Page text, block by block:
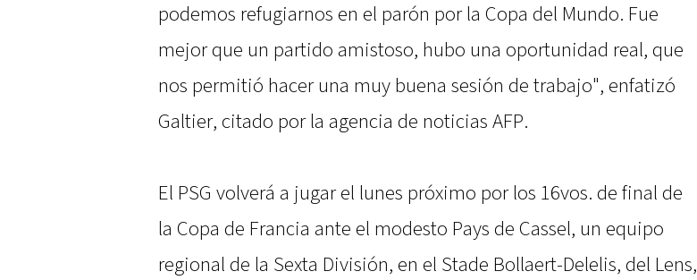
podemos refugiarnos en el parón por la Copa del Mundo. Fue
mejor que un partido amistoso, hubo una oportunidad real, que
nos permitió hacer una muy buena sesión de trabajo", enfatizó
Galtier, citado por la agencia de noticias AFP.
El PSG volverá a jugar el lunes próximo por los 16vos. de final de
la Copa de Francia ante el modesto Pays de Cassel, un equipo
regional de la Sexta División, en el Stade Bollaert-Delelis, del Lens,